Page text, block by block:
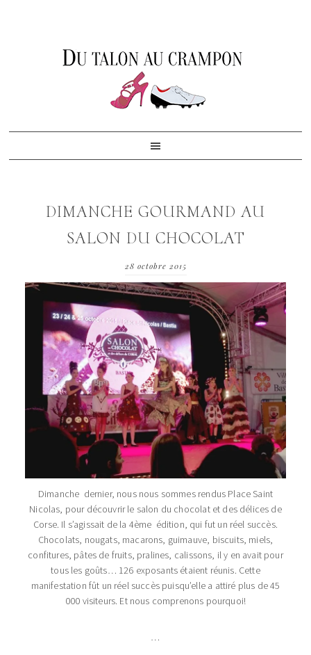
DIMANCHE GOURMAND AU
SALON DU CHOCOLAT
28 octobre 2015
Dimanche dernier, nous nous sommes rendus Place Saint
Nicolas, pour découvrir le salon du chocolat et des délices de
Corse. Il s’agissait de la 4ème édition, qui fut un réel succès.
Chocolats, nougats, macarons, guimauve, biscuits, miels,
confitures, pâtes de fruits, pralines, calissons, il y en avait pour
tous les goûts… 126 exposants étaient réunis. Cette
manifestation fût un réel succès puisqu’elle a attiré plus de 45
000 visiteurs. Et nous comprenons pourquoi!
…